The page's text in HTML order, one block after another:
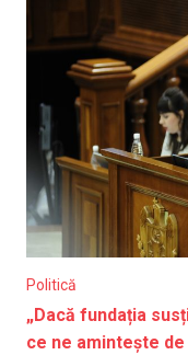
Politică
„Dacă fundația
ce ne amintește